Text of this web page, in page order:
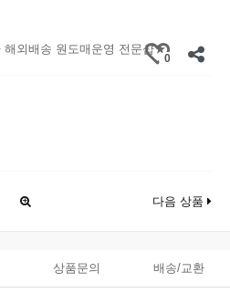
외배송 원도매운영 전문샵★
0
다음 상품
상품문의 배송/교환